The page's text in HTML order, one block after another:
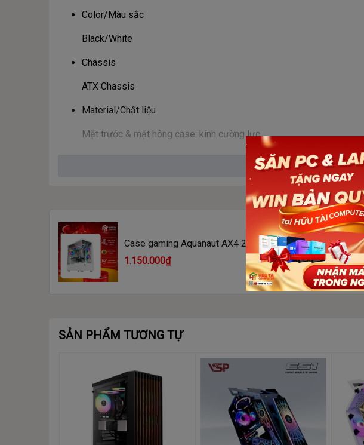
Color/Màu sắc
Black/White
Chassis
ATX Chassis
Material/Chất liệu
Mặt trước & mặt hông case: kính cường lực
3.5″ HDD x2; 2.5″ SDD x2
Expansion slot/Khe cắm mở rộng
7Slot
USB 3.0 x1; USB 2.0 x2; Audio x1/Mic x1
Số lượng quạt gắn thêm được vào tối đa: 9 quạt
+ Mặt hông B: 2x120MM/Phía trên: 120MMx3 (140MMX2)
+ PSU COVER: 3 x120MM/ Phía sau: 1 x120MM(options)
+ Kích thước Tản nhiệt nước có thể gắn vào: Phía sau 120MM /
Max CPU Cooler Height/Chiều cao tản nhiệt CPU tối đa
Case gaming Aquanaut AX4 2 mặt kính – Trắng
1.150.000₫
SẢN PHẨM TƯƠNG TỰ